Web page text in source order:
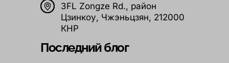
3FL Zongze Rd., район
Цзинкоу, Чжэньцзян, 212000
КНР
Последний блог